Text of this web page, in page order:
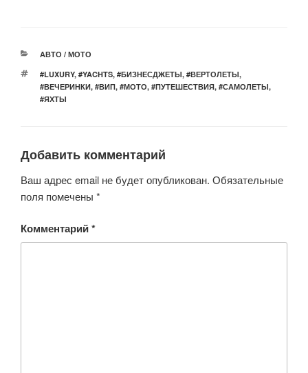
er e
b
o
A
p
kl
a
ki
РУБРИКИ
АВТО / МОТО
МЕТКИ
#LUXURY, #YACHTS, #БИЗНЕСДЖЕТЫ, #ВЕРТОЛЕТЫ,
#ВЕЧЕРИНКИ, #ВИП, #МОТО, #ПУТЕШЕСТВИЯ, #САМОЛЕТЫ,
#ЯХТЫ
Добавить комментарий
Ваш адрес email не будет опубликован. Обязательные
поля помечены *
Комментарий*